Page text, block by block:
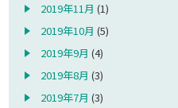
2019年11月 (1)
2019年10月 (5)
2019年9月 (4)
2019年8月 (3)
2019年7月 (3)